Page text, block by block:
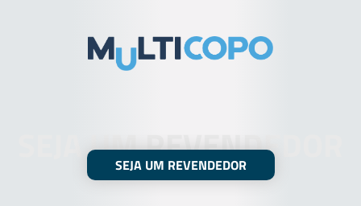
SEJA UM REVENDEDOR
SEJA UM REVENDEDOR